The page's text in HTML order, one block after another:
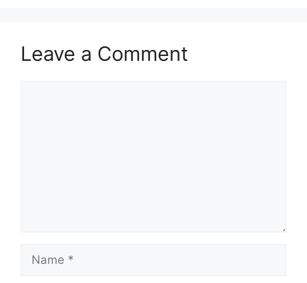
Leave a Comment
Name